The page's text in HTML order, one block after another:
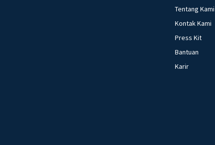
Tentang Kami
Kontak Kami
Press Kit
Bantuan
Karir